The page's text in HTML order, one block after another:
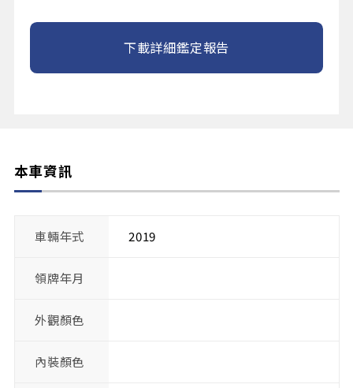
下載詳細鑑定報告
本車資訊
車輛年式 2019
領牌年月
外觀顏色
內裝顏色